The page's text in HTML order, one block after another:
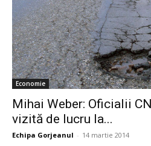
Economie
Mihai Weber: Oficialii
vizită de lucru la...
Echipa Gorjeanul - 14 martie 2014